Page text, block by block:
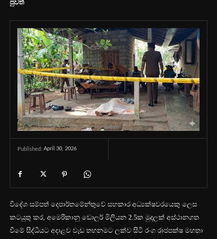
පුවත්
Published: April 30, 2026
විදේශ සම්පත් දෙපාර්තමේන්තුවේ සහකාර අධ්‍යක්ෂවරයෙකු ලෙස
කටයුතු කර, අමෙරිකානු ඩොලර් මිලියන 2.5ක මුදලක් අස්ථානගත
වීමේ සිද්ධියට අදාළව වැඩ තහනමට ලක්ව සිටි රංග රාජපක්ෂ මහතා